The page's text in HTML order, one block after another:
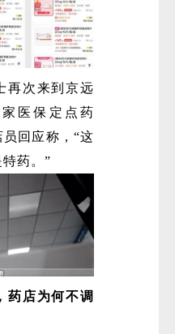
再次来到京远
医保定点药
回应称，“这
药。”
药店为何不调